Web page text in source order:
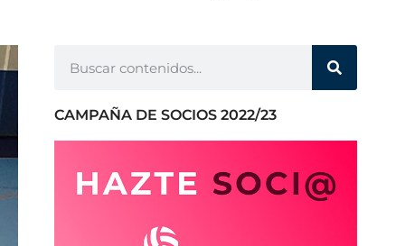
CAMPAÑA DE SOCIOS 2022/23